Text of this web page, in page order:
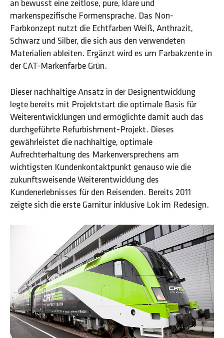
an bewusst eine zeitlose, pure, klare und
markenspezifische Formensprache. Das Non-
Farbkonzept nutzt die Echtfarben Weiß, Anthrazit,
Schwarz und Silber, die sich aus den verwendeten
Materialien ableiten. Ergänzt wird es um Farbakzente in
der CAT-Markenfarbe Grün.
Dieser nachhaltige Ansatz in der Designentwicklung
legte bereits mit Projektstart die optimale Basis für
Weiterentwicklungen und ermöglichte damit auch das
durchgeführte Refurbishment-Projekt. Dieses
gewährleistet die nachhaltige, optimale
Aufrechterhaltung des Markenversprechens am
wichtigsten Kundenkontaktpunkt genauso wie die
zukunftsweisende Weiterentwicklung des
Kundenerlebnisses für den Reisenden. Bereits 2011
zeigte sich die erste Garnitur inklusive Lok im Redesign.